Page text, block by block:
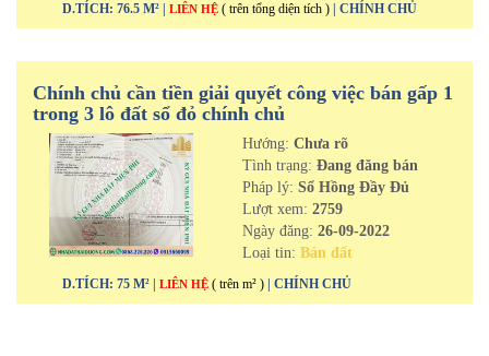
D.TÍCH: 76.5 M² | LIÊN HỆ ( trên tổng diện tích ) | CHÍNH CHỦ
Chính chủ cần tiền giải quyết công việc bán gấp 1
trong 3 lô đất sổ đỏ chính chủ
Hướng: Chưa rõ
Tình trạng: Đang đăng bán
Pháp lý: Sổ Hồng Đầy Đủ
Lượt xem: 2759
Ngày đăng: 26-09-2022
Loại tin: Bán đất
D.TÍCH: 75 M² | LIÊN HỆ ( trên m² ) | CHÍNH CHỦ